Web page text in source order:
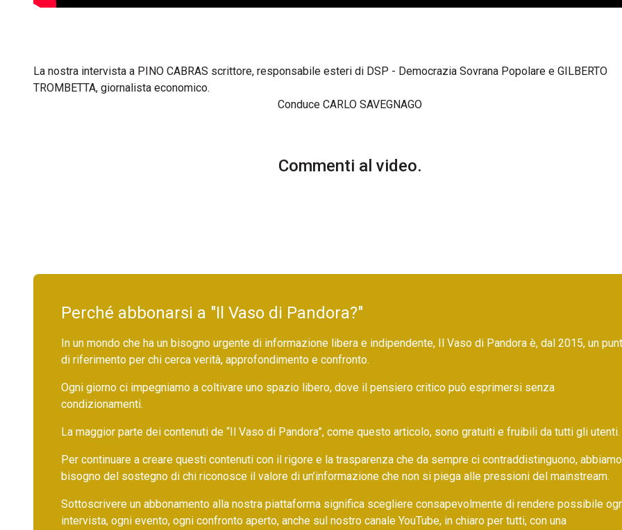
La nostra intervista a PINO CABRAS scrittore, responsabile esteri di DSP - Democrazia Sovrana Popolare e GILBERTO
TROMBETTA, giornalista economico.
Conduce CARLO SAVEGNAGO
Commenti al video.
Perché abbonarsi a "Il Vaso di Pandora?"
In un mondo che ha un bisogno urgente di informazione libera e indipendente, Il Vaso di Pandora è, dal 2015, un
di riferimento per chi cerca verità, approfondimento e confronto.
Ogni giorno ci impegniamo a coltivare uno spazio libero, dove il pensiero critico può esprimersi senza
condizionamenti.
La maggior parte dei contenuti de “Il Vaso di Pandora”, come questo articolo, sono gratuiti e fruibili da tutti gli utenti.
Per continuare a creare questi contenuti con il rigore e la trasparenza che da sempre ci contraddistinguono, abbiamo
bisogno del sostegno di chi riconosce il valore di un’informazione che non si piega alle pressioni del mainstream.
Sottoscrivere un abbonamento alla nostra piattaforma significa scegliere consapevolmente di rendere possibile
intervista, ogni evento, ogni confronto aperto, anche sul nostro canale YouTube, in chiaro per tutti, con una